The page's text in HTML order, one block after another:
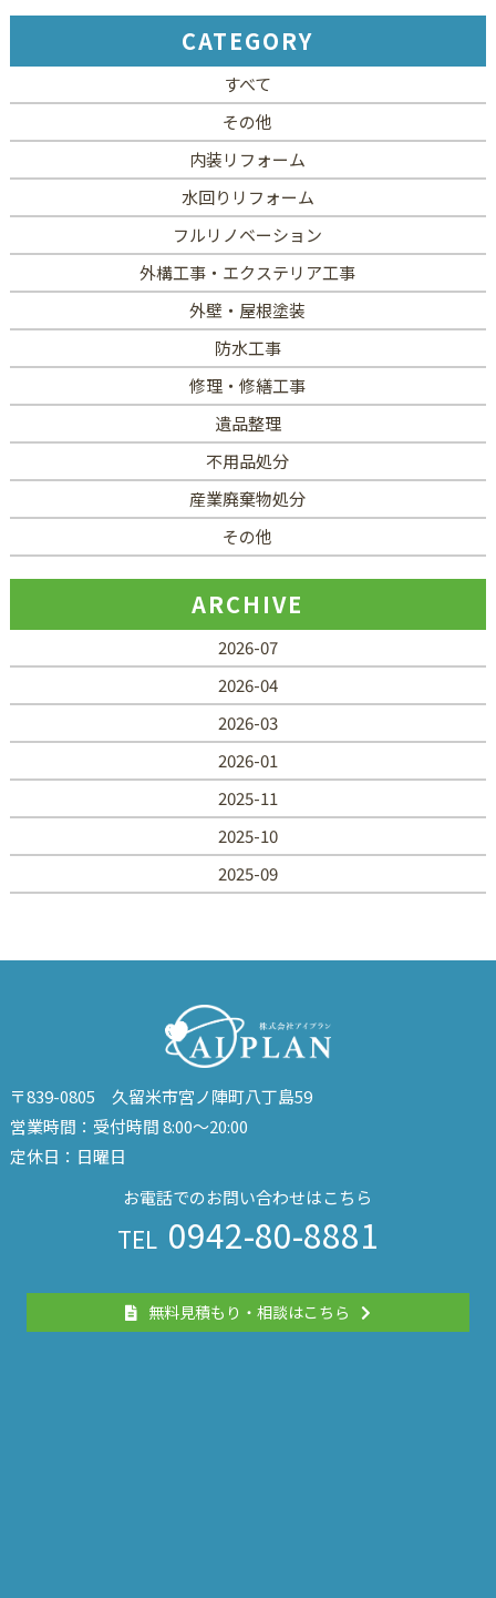
CATEGORY
すべて
その他
内装リフォーム
水回りリフォーム
フルリノベーション
外構工事・エクステリア工事
外壁・屋根塗装
防水工事
修理・修繕工事
遺品整理
不用品処分
産業廃棄物処分
その他
ARCHIVE
2026-07
2026-04
2026-03
2026-01
2025-11
2025-10
2025-09
〒839-0805 久留米市宮ノ陣町八丁島59
営業時間：受付時間 8:00～20:00
定休日：日曜日
お電話でのお問い合わせはこちら
TEL 0942-80-8881
無料見積もり・相談はこちら